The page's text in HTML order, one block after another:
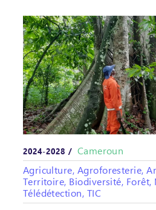
2024-2028 / Cameroun
Agriculture, Agroforesterie,
Territoire, Biodiversité, Forêt,
Télédétection, TIC